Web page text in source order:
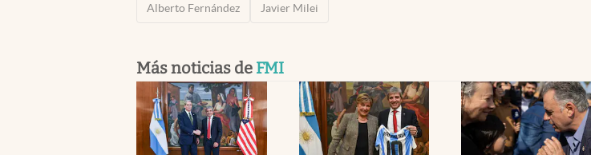
Alberto Fernández Javier Milei
Más noticias de FMI